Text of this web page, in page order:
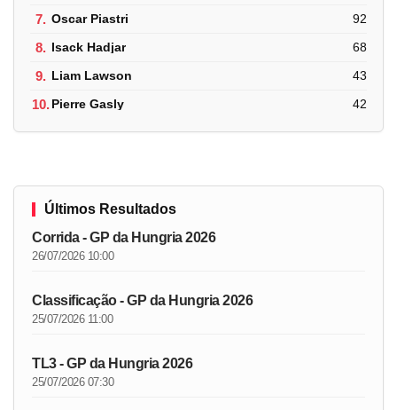
7. Oscar Piastri 92
8. Isack Hadjar 68
9. Liam Lawson 43
10.Pierre Gasly 42
Últimos Resultados
Corrida - GP da Hungria 2026
26/07/2026 10:00
Classificação - GP da Hungria 2026
25/07/2026 11:00
TL3 - GP da Hungria 2026
25/07/2026 07:30